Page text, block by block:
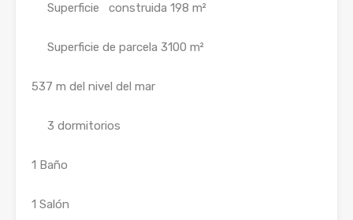
Superficie construida 198 m²
Superficie de parcela 3100 m²
537 m del nivel del mar
3 dormitorios
1 Baño
1 Salón